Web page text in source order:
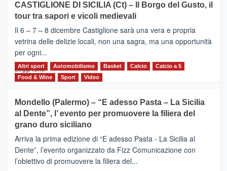
MOIO
ALCANTARA
–
Vivicittà,
alla
scoperta
del
territorio,
e
messaggi
di
CASTIGLIONE DI SICILIA (Ct) – Il Borgo del Gusto, il
tour tra sapori e vicoli medievali
Il 6 – 7 – 8 dicembre Castiglione sarà una vera e propria
vetrina delle delizie locali, non una sagra, ma una opportunità
per ogni...
Leggi tuttoLeggi
di
CASTIGLIONE
DI
SICILIA
(Ct)
–
Il
Borgo
Altri sport Automobilismo Basket Calcio
Calcio a 5
Food & Wine
Sport Video
Mondello (Palermo) – “E adesso Pasta – La Sicilia
al Dente”, l’ evento per promuovere la filiera del
grano duro siciliano
Arriva la prima edizione di “E adesso Pasta - La Sicilia al
Dente”, l’evento organizzato da Fizz Comunicazione con
l’obiettivo di promuovere la filiera del...